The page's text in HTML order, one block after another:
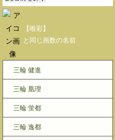
【唯彩】
と同じ画数の名前
三輪 健進
三輪 凰理
三輪 蛍都
三輪 逸都